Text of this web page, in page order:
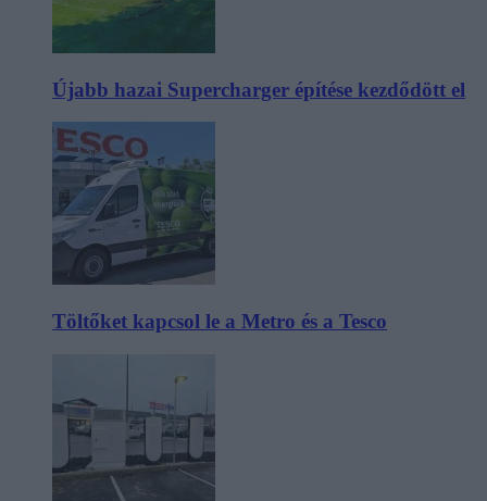
Újabb hazai Supercharger építése kezdődött el
Töltőket kapcsol le a Metro és a Tesco